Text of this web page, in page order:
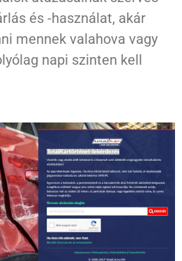
és -használat, akár
mennek valahova vagy
napi szinten kell